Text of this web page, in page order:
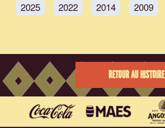
2025 2022 2014 2009
RETOUR AU HISTOIRE